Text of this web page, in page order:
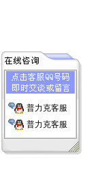
普力克客服
普力克客服